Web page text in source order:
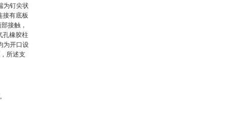
为钉尖状
接有底板
接触，
孔橡胶柱
为开口设
所述支